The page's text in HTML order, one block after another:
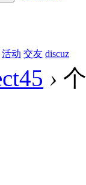
活动 交友 discuz
›